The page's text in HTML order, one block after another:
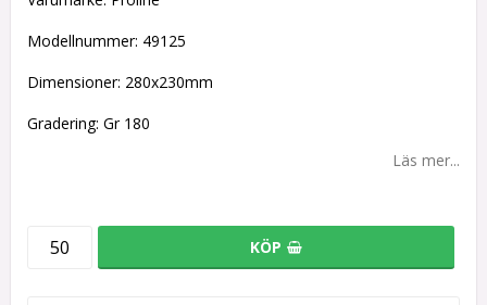
Modellnummer: 49125
Dimensioner: 280x230mm
Gradering: Gr 180
Läs mer...
KÖP